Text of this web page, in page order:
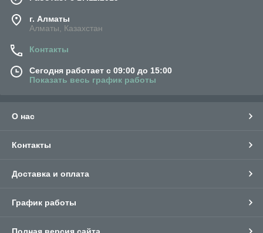
г. Алматы
Алматы, Казахстан
Контакты
Сегодня работает с 09:00 до 15:00
Показать весь график работы
О нас
Контакты
Доставка и оплата
График работы